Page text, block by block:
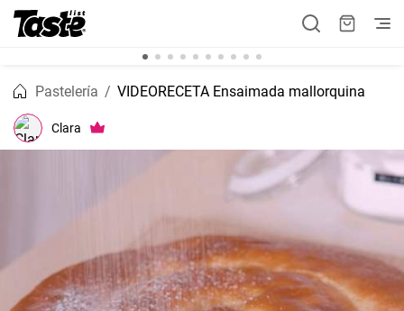
Pastelería VIDEORECETA Ensaimada mallorquina
Clara